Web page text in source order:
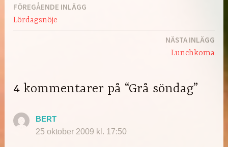
Inläggsnavigering
FÖREGÅENDE INLÄGG
Lördagsnöje
NÄSTA INLÄGG
Lunchkoma
4 kommentarer på “Grå söndag”
BERT
25 oktober 2009 kl. 17:50